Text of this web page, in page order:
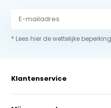
* Lees hier de wettelijke
Klantenservice